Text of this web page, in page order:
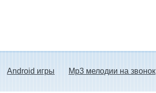
Android игры Mp3 мелодии на звонок